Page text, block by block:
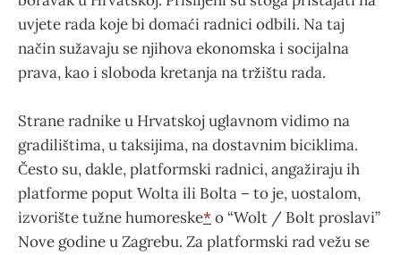
uvjete rada koje bi domaći radnici odbili. Na taj
način sužavaju se njihova ekonomska i socijalna
prava, kao i sloboda kretanja na tržištu rada.
Strane radnike u Hrvatskoj uglavnom vidimo na
gradilištima, u taksijima, na dostavnim biciklima.
Često su, dakle, platformski radnici, angažiraju ih
platforme poput Wolta ili Bolta – to je, uostalom,
izvorište tužne humoreske* o “Wolt / Bolt proslavi”
Nove godine u Zagrebu. Za platformski rad vežu se